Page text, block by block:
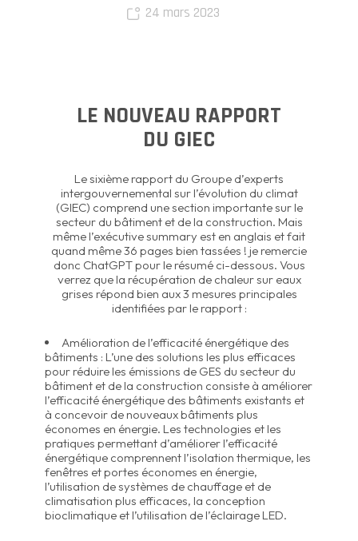
24 mars 2023
LE NOUVEAU RAPPORT
DU GIEC
Le sixième rapport du Groupe d’experts
intergouvernemental sur l’évolution du climat
(GIEC) comprend une section importante sur le
secteur du bâtiment et de la construction. Mais
même l’exécutive summary est en anglais et fait
quand même 36 pages bien tassées ! je remercie
donc ChatGPT pour le résumé ci-dessous. Vous
verrez que la récupération de chaleur sur eaux
grises répond bien aux 3 mesures principales
identifiées par le rapport :
Amélioration de l’efficacité énergétique des
bâtiments : L’une des solutions les plus efficaces
pour réduire les émissions de GES du secteur du
bâtiment et de la construction consiste à améliorer
l’efficacité énergétique des bâtiments existants et
à concevoir de nouveaux bâtiments plus
économes en énergie. Les technologies et les
pratiques permettant d’améliorer l’efficacité
énergétique comprennent l’isolation thermique, les
fenêtres et portes économes en énergie,
l’utilisation de systèmes de chauffage et de
climatisation plus efficaces, la conception
bioclimatique et l’utilisation de l’éclairage LED.